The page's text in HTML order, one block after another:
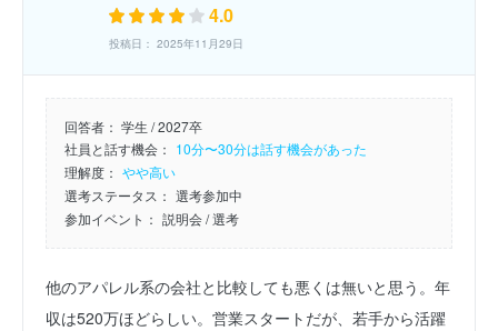
4.0
投稿日： 2025年11月29日
回答者： 学生 / 2027卒
社員と話す機会： 10分〜30分は話す機会があった
理解度： やや高い
選考ステータス： 選考参加中
参加イベント： 説明会/ 選考
他のアパレル系の会社と比較しても悪くは無いと思う。年
収は520万ほどらしい。営業スタートだが、若手から活躍